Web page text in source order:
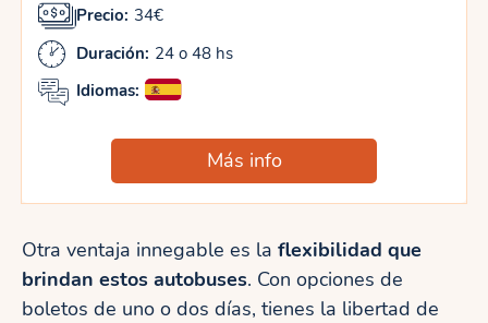
Precio: 34€
Duración: 24 o 48 hs
Idiomas:
Más info
Otra ventaja innegable es la flexibilidad que
brindan estos autobuses. Con opciones de
boletos de uno o dos días, tienes la libertad de